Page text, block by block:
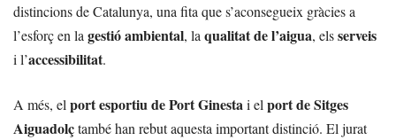
distincions de Catalunya, una fita que s’aconsegueix gràcies a
l’esforç en la gestió ambiental, la qualitat de l’aigua, elsserveis
i l’accessibilitat.
A més, el port esportiu de Port Ginestai el port de Sitges
Aiguadolçtambé han rebut aquesta important distinció. El jurat